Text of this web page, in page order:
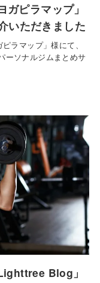
ピラマップ」
いただきました
ラマップ」様にて、
ーソナルジムまとめサ
Blog」